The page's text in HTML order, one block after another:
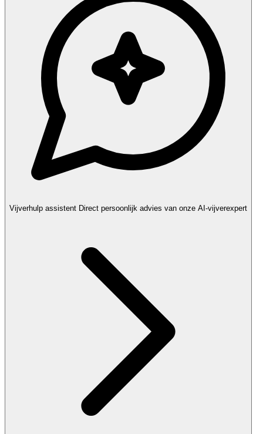
Vijverhulp assistent Direct persoonlijk advies van onze AI-vijverexpert